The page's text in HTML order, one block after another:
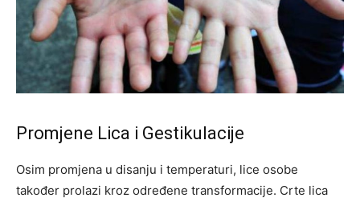
Promjene Lica i Gestikulacije
Osim promjena u disanju i temperaturi, lice osobe
također prolazi kroz određene transformacije. Crte lica